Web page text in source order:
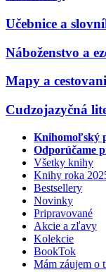
Učebnice a
Náboženstvo a
Mapy a
Cudzojazyčná
Knihomoľský
Odporúčame
Všetky knihy
Knihy roka
Bestsellery
Novinky
Pripravované
Akcie a zľavy
Kolekcie
BookTok
Mám záujem o